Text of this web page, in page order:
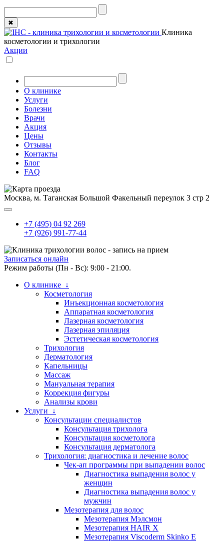
✖
Клиника
косметологии и трихологии
Акции
О клинике
Услуги
Болезни
Врачи
Акция
Цены
Отзывы
Контакты
Блог
FAQ
Москва, м. Таганская Большой Факельный переулок 3 стр 2
+7 (495) 04 92 269
+7 (926) 991-77-44
Записаться онлайн
Режим работы (Пн - Вс): 9:00 - 21:00.
О клинике ↓
Косметология
Инъекционная косметология
Аппаратная косметология
Лазерная косметология
Лазерная эпиляция
Эстетическая косметология
Трихология
Дерматология
Капельницы
Массаж
Мануальная терапия
Коррекция фигуры
Анализы крови
Услуги ↓
Консультации специалистов
Консультация трихолога
Консультация косметолога
Консультация дерматолога
Трихология: диагностика и лечение волос
Чек-ап программы при выпадении волос
Диагностика выпадения волос у
женщин
Диагностика выпадения волос у
мужчин
Мезотерапия для волос
Мезотерапия Мэлсмон
Мезотерапия HAIR X
Мезотерапия Viscoderm Skinko E